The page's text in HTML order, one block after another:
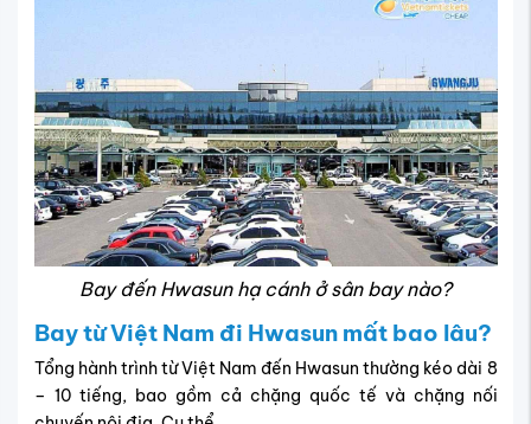
Bay đến Hwasun hạ cánh ở sân bay nào?
Bay từ Việt Nam đi Hwasun mất bao lâu?
Tổng hành trình từ Việt Nam đến Hwasun thường kéo dài 8
– 10 tiếng, bao gồm cả chặng quốc tế và chặng nối